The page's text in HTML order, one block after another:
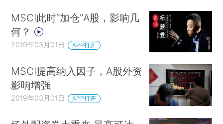
MSCI此时“加仓”A股，影响几
何？
2019年03月01日 APP打开
MSCI提高纳入因子，A股外资
影响增强
2019年03月01日 APP打开